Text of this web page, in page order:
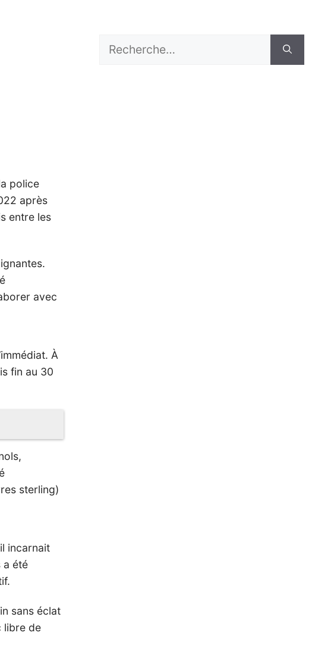
police
après
entre les
avec
À
fin au 30
sterling)
incarnait
a été
sans éclat
libre de